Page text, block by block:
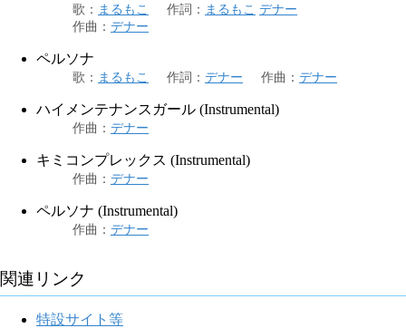
歌 ： まるもこ 作詞 ： まるもこ デナー
作曲 ： デナー
ペルソナ
歌 ： まるもこ 作詞 ： デナー 作曲 ： デナー
ハイメンテナンスガール (Instrumental)
作曲 ： デナー
キミコンプレックス (Instrumental)
作曲 ： デナー
ペルソナ (Instrumental)
作曲 ： デナー
関連リンク
特設サイト等